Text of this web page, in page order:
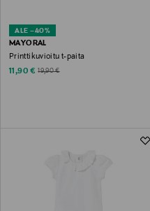
ALE –40%
MAYORAL
Printtikuvioitu t-paita
Discounted Price
11,90 € Original Price
19,90 €